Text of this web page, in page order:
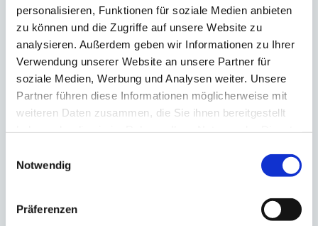
personalisieren, Funktionen für soziale Medien anbieten
zu können und die Zugriffe auf unsere Website zu
analysieren. Außerdem geben wir Informationen zu Ihrer
Verwendung unserer Website an unsere Partner für
soziale Medien, Werbung und Analysen weiter. Unsere
Partner führen diese Informationen möglicherweise mit
weiteren Daten zusammen, die Sie ihnen bereitgestellt
Notwendig
Präferenzen
Bohrgeräte für Aufschlussbohrungen und